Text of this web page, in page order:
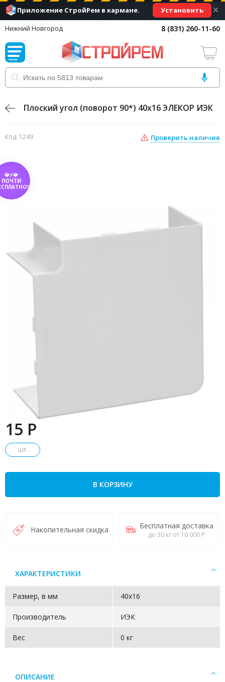
Приложение СтройРем в кармане. Установить ×
Нижний Новгород 8 (831) 260-11-60
Плоский угол (поворот 90*) 40х16 ЭЛЕКОР ИЭК
Код: 1249 Проверить наличие
💎⚡💎
ПОЧТИ
15 P
шт.
В КОРЗИНУ
Накопительная скидка Бесплатная доставка
до 30 кг от 10 000 Р
ХАРАКТЕРИСТИКИ
Размер, в мм 40х16
Производитель ИЭК
Вес 0 кг
ОПИСАНИЕ